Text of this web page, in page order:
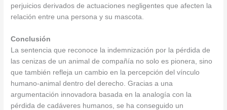
perjuicios derivados de actuaciones negligentes que afecten la
relación entre una persona y su mascota.
Conclusión
La sentencia que reconoce la indemnización por la pérdida de
las cenizas de un animal de compañía no solo es pionera, sino
que también refleja un cambio en la percepción del vínculo
humano-animal dentro del derecho. Gracias a una
argumentación innovadora basada en la analogía con la
pérdida de cadáveres humanos, se ha conseguido un